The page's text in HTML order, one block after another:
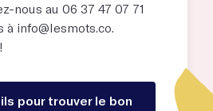
nous au 06 37 47 07 71
à info@lesmots.co.
pour trouver le bon